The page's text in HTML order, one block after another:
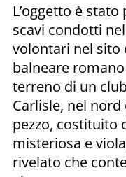
L’oggetto è
scavi condotti
volontari nel sito
balneare
terreno di un
Carlisle, nel nord
pezzo, costituito
misteriosa e
rivelato che